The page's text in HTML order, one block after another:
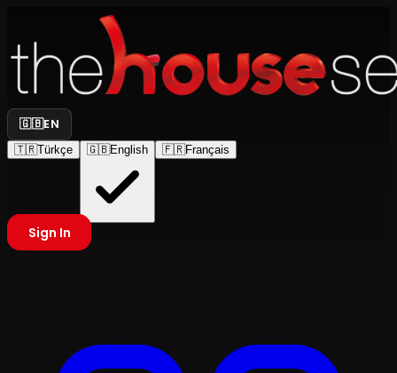
🇬🇧EN
🇹🇷Türkçe 🇬🇧English 🇫🇷Français
Sign In